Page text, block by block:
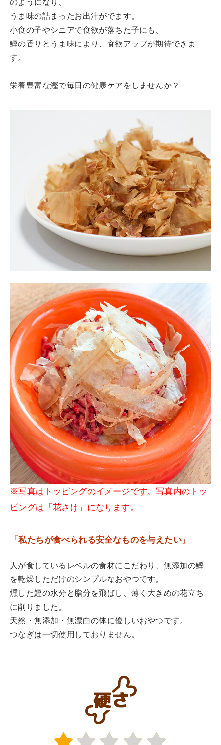
のようになり、
うま味の詰まったお出汁がでます。
小食の子やシニアで食欲が落ちた子にも、
鰹の香りとうま味により、食欲アップが期待できま
す。
栄養豊富な鰹で毎日の健康ケアをしませんか？
※写真はトッピングのイメージです。写真内のトッ
ピングは「花さけ」になります。
「私たちが食べられる安全なものを与えたい」
人が食しているレベルの食材にこだわり、無添加の鰹
を乾燥しただけのシンプルなおやつです。
燻した鰹の水分と脂分を飛ばし、薄く大きめの花立ち
に削りました。
天然・無添加・無漂白の体に優しいおやつです。
つなぎは一切使用しておりません。